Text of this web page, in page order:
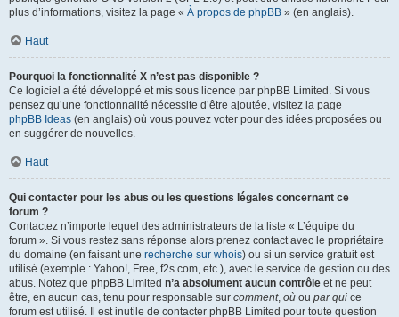
plus d’informations, visitez la page « À propos de phpBB » (en anglais).
Haut
Pourquoi la fonctionnalité X n’est pas disponible ?
Ce logiciel a été développé et mis sous licence par phpBB Limited. Si vous
pensez qu’une fonctionnalité nécessite d’être ajoutée, visitez la page
phpBB Ideas (en anglais) où vous pouvez voter pour des idées proposées ou
en suggérer de nouvelles.
Haut
Qui contacter pour les abus ou les questions légales concernant ce
forum ?
Contactez n’importe lequel des administrateurs de la liste « L’équipe du
forum ». Si vous restez sans réponse alors prenez contact avec le propriétaire
du domaine (en faisant une recherche sur whois) ou si un service gratuit est
utilisé (exemple : Yahoo!, Free, f2s.com, etc.), avec le service de gestion ou des
abus. Notez que phpBB Limited n’a absolument aucun contrôle et ne peut
être, en aucun cas, tenu pour responsable sur comment, où ou par qui ce
forum est utilisé. Il est inutile de contacter phpBB Limited pour toute question